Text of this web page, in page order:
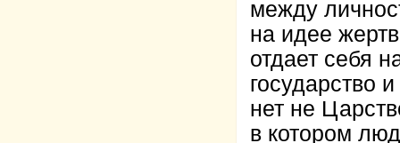
между
на идее
отдает себя
государство
нет не
в котором